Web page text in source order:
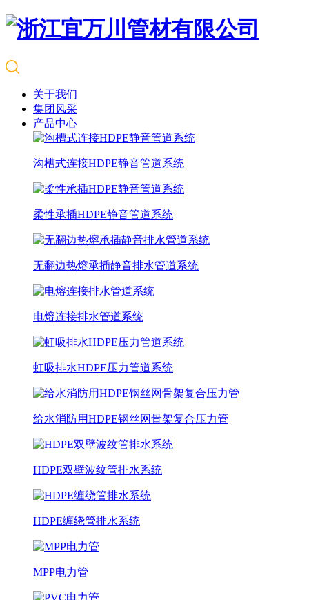
关于我们
集团风采
产品中心
沟槽式连接HDPE静音管道系统
柔性承插HDPE静音管道系统
无翻边热熔承插静音排水管道系统
电熔连接排水管道系统
虹吸排水HDPE压力管道系统
给水消防用HDPE钢丝网骨架复合压力管
HDPE双壁波纹管排水系统
HDPE缠绕管排水系统
MPP电力管